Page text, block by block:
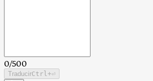
0/500
TraducirCtrl +⏎